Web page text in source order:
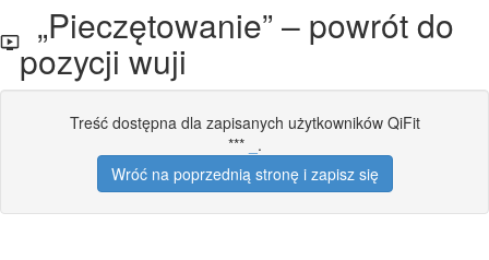
„Pieczętowanie” – powrót do
pozycji wuji
Treść dostępna dla zapisanych użytkowników QiFit
***
.
Wróć na poprzednią stronę i zapisz się